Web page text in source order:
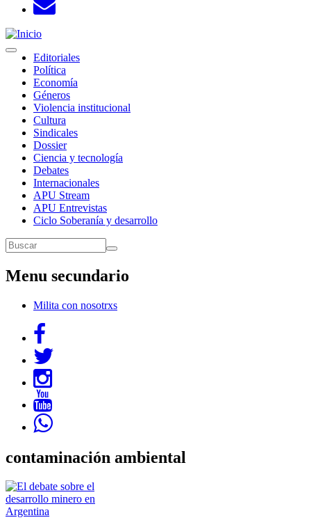
Toggle
navigation
Navegación
principal
Editoriales
Política
Economía
Géneros
Violencia institucional
Cultura
Sindicales
Dossier
Ciencia y tecnología
Debates
Internacionales
APU Stream
APU Entrevistas
Ciclo Soberanía y desarrollo
Buscar
Buscar
Menu secundario
Milita con nosotrxs
contaminación ambiental
Imagen